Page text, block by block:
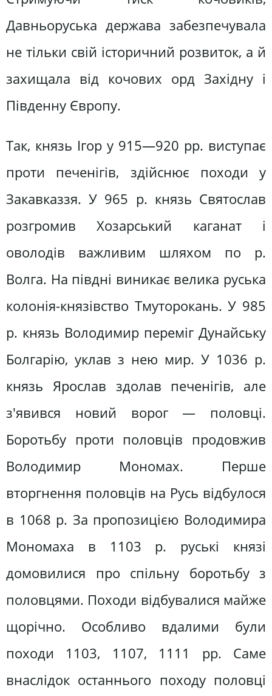
Давньоруська держава забезпечувала
не тільки свій історичний розвиток, а й
захищала від кочових орд Західну і
Південну Європу.
Так, князь Ігор у 915—920 рр. виступає
проти печенігів, здійснює походи у
Закавказзя. У 965 р. князь Святослав
розгромив Хозарський каганат і
оволодів важливим шляхом по р.
Волга. На півдні виникає велика руська
колонія-князівство Тмуторокань. У 985
р. князь Володимир переміг Дунайську
Болгарію, уклав з нею мир. У 1036 р.
князь Ярослав здолав печенігів, але
з'явився новий ворог — половці.
Боротьбу проти половців продовжив
Володимир Мономах. Перше
вторгнення половців на Русь відбулося
в 1068 р. За пропозицією Володимира
Мономаха в 1103 р. руські князі
домовилися про спільну боротьбу з
половцями. Походи відбувалися майже
щорічно. Особливо вдалими були
походи 1103, 1107, 1111 рр. Саме
внаслідок останнього походу половці